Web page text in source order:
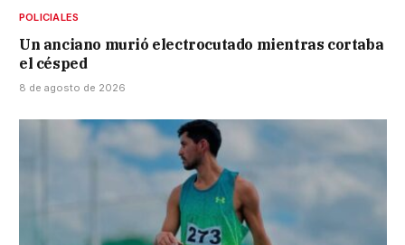
POLICIALES
Un anciano murió electrocutado mientras cortaba
el césped
8 de agosto de 2026